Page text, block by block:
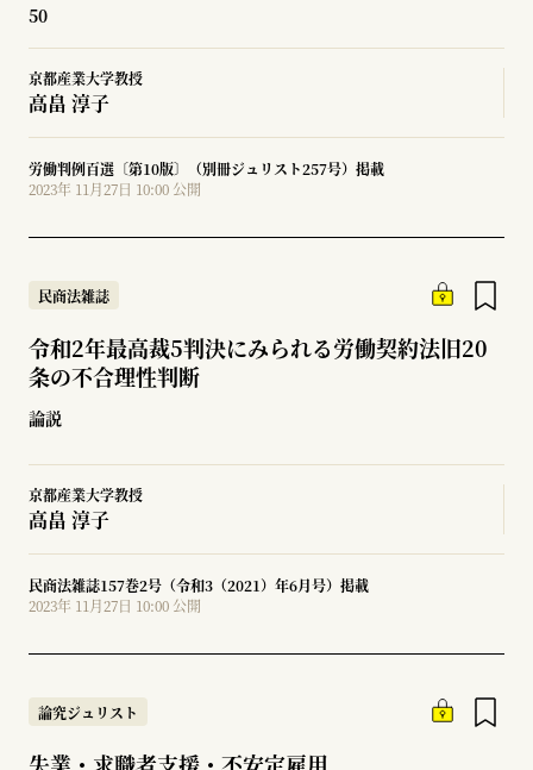
50
京都産業大学教授
高畠 淳子
労働判例百選〔第10版〕（別冊ジュリスト257号）掲載
2023年 11月27日 10:00 公開
民商法雑誌
令和2年最高裁5判決にみられる労働契約法旧20
条の不合理性判断
論説
京都産業大学教授
高畠 淳子
民商法雑誌157巻2号（令和3（2021）年6月号）掲載
2023年 11月27日 10:00 公開
論究ジュリスト